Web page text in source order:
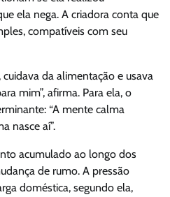
ela nega. A criadora conta que
compatíveis com seu
cuidava da alimentação e usava
mim”, afirma. Para ela, o
“A mente calma
nasce aí”.
acumulado ao longo dos
de rumo. A pressão
doméstica, segundo ela,